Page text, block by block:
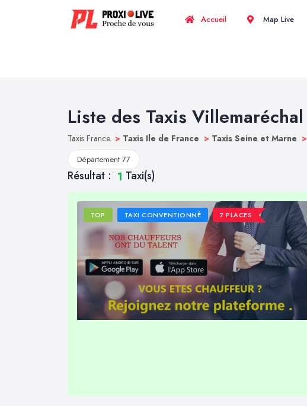
Accueil Map Live
Liste des Taxis Villemaréchal
Taxis France > Taxis Ile de France > Taxis Seine et Marne >
Département 77
Résultat : 1 Taxi(s)
TOP TAXI CONVENTIONNÉ 7 PLACES